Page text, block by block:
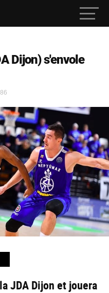
Dijon) s'envole
JDA Dijon et jouera